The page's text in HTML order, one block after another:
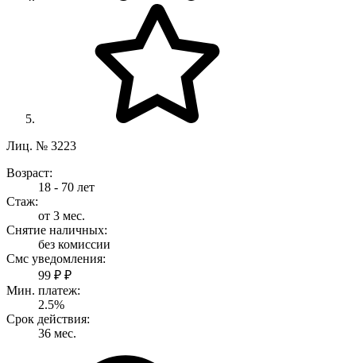
Лиц. № 3223
Возраст:
18 - 70 лет
Стаж:
от 3 мес.
Снятие наличных:
без комиссии
Смс уведомления:
99 ₽ ₽
Мин. платеж:
2.5%
Срок действия:
36 мес.